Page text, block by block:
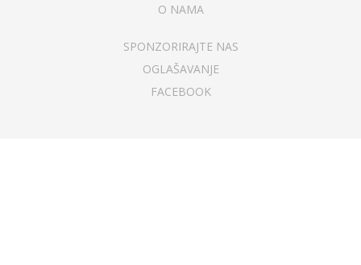
O NAMA
SPONZORIRAJTE NAS
OGLAŠAVANJE
FACEBOOK